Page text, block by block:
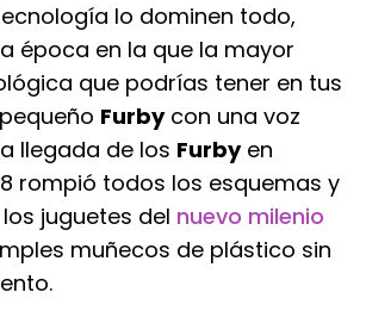
lo dominen todo,
época en la que la mayor
que podrías tener en tus
Furbycon una voz
llegada de los Furbyen
rompió todos los esquemas y
juguetes del nuevo milenio
muñecos de plástico sin